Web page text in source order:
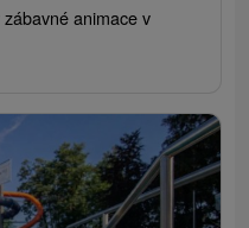
animace v